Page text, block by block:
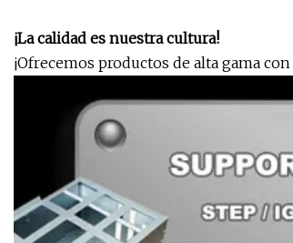
¡La calidad es nuestra cultura!
¡Ofrecemos productos de alta gama